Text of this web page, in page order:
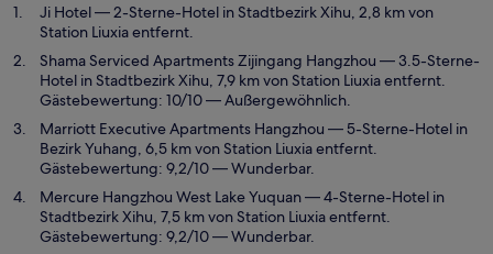
Ji Hotel— 2-Sterne-Hotel in Stadtbezirk Xihu, 2,8 km von
Station Liuxia entfernt.
Shama Serviced Apartments Zijingang Hangzhou — 3.5-Sterne-
Hotel in Stadtbezirk Xihu, 7,9 km von Station Liuxia entfernt.
Gästebewertung: 10/10 — Außergewöhnlich.
Marriott Executive Apartments Hangzhou — 5-Sterne-Hotel in
Bezirk Yuhang, 6,5 km von Station Liuxia entfernt.
Gästebewertung: 9,2/10 — Wunderbar.
Mercure Hangzhou West Lake Yuquan— 4-Sterne-Hotel in
Stadtbezirk Xihu, 7,5 km von Station Liuxia entfernt.
Gästebewertung: 9,2/10 — Wunderbar.